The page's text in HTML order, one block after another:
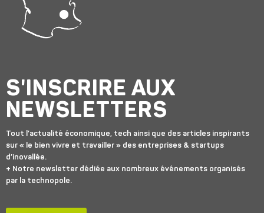
S'INSCRIRE AUX
NEWSLETTERS
Tout l’actualité économique, tech ainsi que des articles inspirants
sur « le bien vivre et travailler » des entreprises & startups
d’inovallée.
+ Notre newsletter dédiée aux nombreux événements organisés
par la technopole.